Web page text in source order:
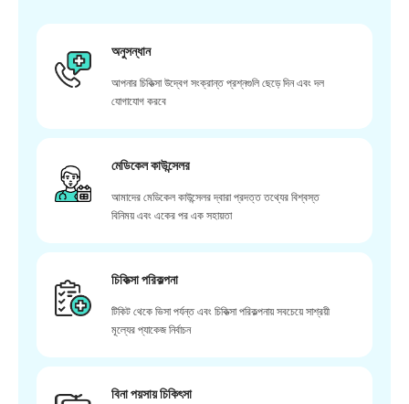
অনুসন্ধান
আপনার চিকিত্সা উদ্বেগ সংক্রান্ত প্রশ্নগুলি ছেড়ে দিন এবং দল
যোগাযোগ করবে
মেডিকেল কাউন্সেলর
আমাদের মেডিকেল কাউন্সেলর দ্বারা প্রদত্ত তথ্যের বিশ্বস্ত
বিনিময় এবং একের পর এক সহায়তা
চিকিত্সা পরিকল্পনা
টিকিট থেকে ভিসা পর্যন্ত এবং চিকিত্সা পরিকল্পনায় সবচেয়ে সাশ্রয়ী
মূল্যের প্যাকেজ নির্বাচন
বিনা পয়সায় চিকিৎসা